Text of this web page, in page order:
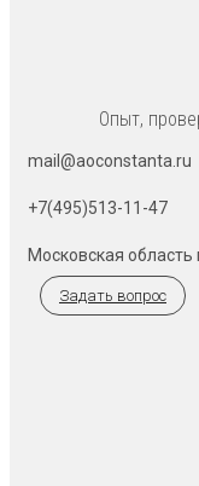
Опыт,
mail@aoconstanta.ru
+7(495)513-11-47
Московская область
Задать вопрос